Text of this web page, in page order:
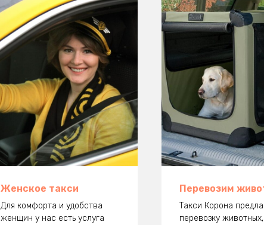
Женское такси
Для комфорта и удобства
женщин у нас есть услуга
Перевозим
Такси Корона
перевозку